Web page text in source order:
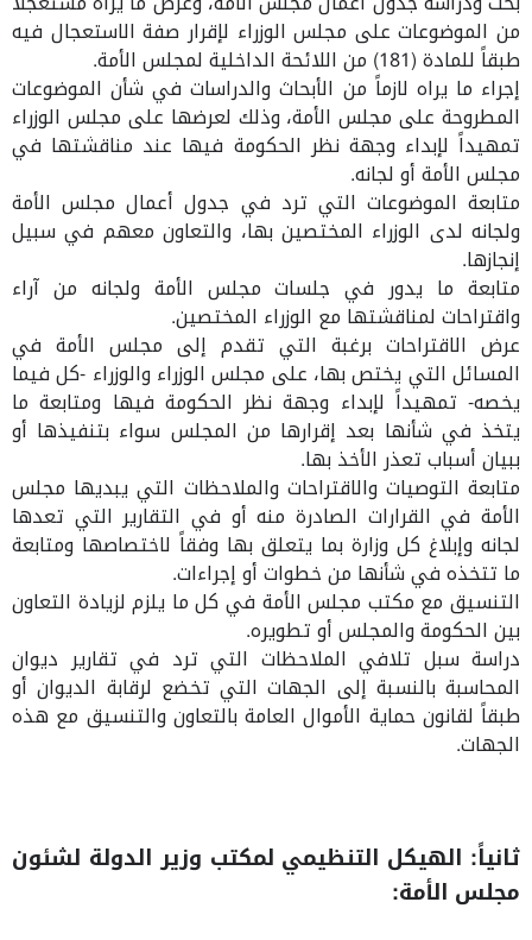
من الموضوعات على مجلس الوزراء لإقرار صفة الاستعجال فيه
طبقاً للمادة (181) من اللائحة الداخلية لمجلس الأمة.
إجراء ما يراه لازماً من الأبحاث والدراسات في شأن الموضوعات
المطروحة على مجلس الأمة، وذلك لعرضها على مجلس الوزراء
تمهيداً لإبداء وجهة نظر الحكومة فيها عند مناقشتها في
مجلس الأمة أو لجانه.
متابعة الموضوعات التي ترد في جدول أعمال مجلس الأمة
ولجانه لدى الوزراء المختصين بها، والتعاون معهم في سبيل
إنجازها.
متابعة ما يدور في جلسات مجلس الأمة ولجانه من آراء
واقتراحات لمناقشتها مع الوزراء المختصين.
عرض الاقتراحات برغبة التي تقدم إلى مجلس الأمة في
المسائل التي يختص بها، على مجلس الوزراء والوزراء -كل فيما
يخصه- تمهيداً لإبداء وجهة نظر الحكومة فيها ومتابعة ما
يتخذ في شأنها بعد إقرارها من المجلس سواء بتنفيذها أو
ببيان أسباب تعذر الأخذ بها.
متابعة التوصيات والاقتراحات والملاحظات التي يبديها مجلس
الأمة في القرارات الصادرة منه أو في التقارير التي تعدها
لجانه وإبلاغ كل وزارة بما يتعلق بها وفقاً لاختصاصها ومتابعة
ما تتخذه في شأنها من خطوات أو إجراءات.
التنسيق مع مكتب مجلس الأمة في كل ما يلزم لزيادة التعاون
بين الحكومة والمجلس أو تطويره.
دراسة سبل تلافي الملاحظات التي ترد في تقارير ديوان
المحاسبة بالنسبة إلى الجهات التي تخضع لرقابة الديوان أو
طبقاً لقانون حماية الأموال العامة بالتعاون والتنسيق مع هذه
الجهات.
ثانياً: الهيكل التنظيمي لمكتب وزير الدولة لشئون
مجلس الأمة: